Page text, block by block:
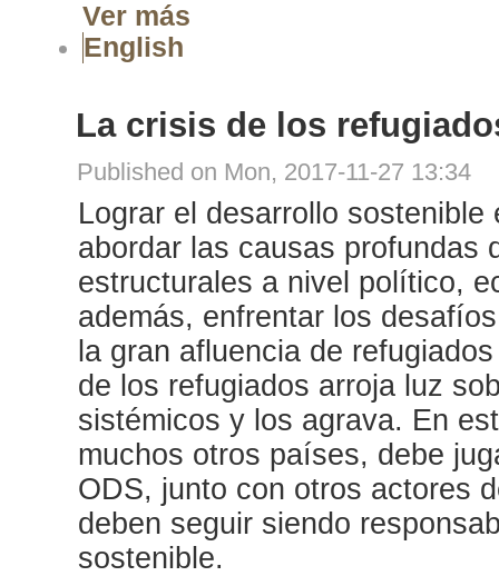
Ver más
English
La crisis de los
Published on Mon, 2017-11-27 13:34
Lograr el desarrollo
abordar las causas profundas
estructurales a nivel político,
además, enfrentar los
la gran afluencia de
de los refugiados arroja luz
sistémicos y los agrava. En
muchos otros países, debe
ODS, junto con otros actores
deben seguir siendo
sostenible.